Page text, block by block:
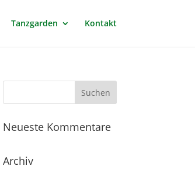
Tanzgarden Kontakt
Neueste Kommentare
Archiv